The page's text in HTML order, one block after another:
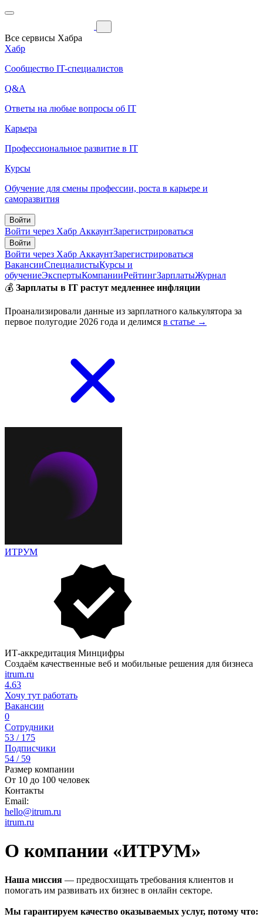
Все сервисы Хабра
Хабр
Сообщество IT-специалистов
Q&A
Ответы на любые вопросы об IT
Карьера
Профессиональное развитие в IT
Курсы
Обучение для смены профессии, роста в карьере и
саморазвития
Войти
Войти через Хабр АккаунтЗарегистрироваться
Войти
Войти через Хабр АккаунтЗарегистрироваться
ВакансииСпециалистыКурсы и
обучениеЭкспертыКомпанииРейтингЗарплатыЖурнал
💰 Зарплаты в IT растут медленнее инфляции
Проанализировали данные из зарплатного калькулятора за
первое полугодие 2026 года и делимся в статье →
ИТРУМ
ИТ-аккредитация Минцифры
Создаём качественные веб и мобильные решения для бизнеса
itrum.ru
4.63
Хочу тут работать
Вакансии
0
Сотрудники
53 / 175
Подписчики
54 / 59
Размер компании
От 10 до 100 человек
Контакты
Email:
hello@itrum.ru
itrum.ru
О компании «ИТРУМ»
Наша миссия — предвосхищать требования клиентов и
помогать им развивать их бизнес в онлайн секторе.
Мы гарантируем качество оказываемых услуг, потому что: